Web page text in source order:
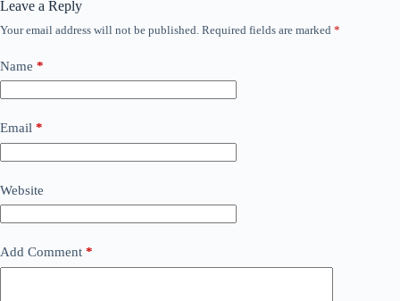
Leave a Reply
Your email address will not be published. Required fields are marked *
Name *
Email *
Website
Add Comment *